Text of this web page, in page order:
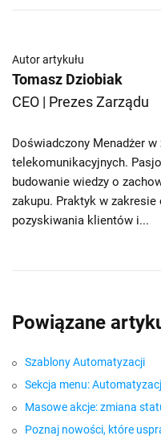
Autor artykułu
Tomasz Dziobiak
CEO | Prezes Zarządu
Doświadczony Menadżer w
telekomunikacyjnych.
budowanie wiedzy o
zakupu. Praktyk w
pozyskiwania klientów i...
Powiązane
Szablony Automatyzacji
Sekcja menu:
Masowe akcje: zmiana
Poznaj nowości, które